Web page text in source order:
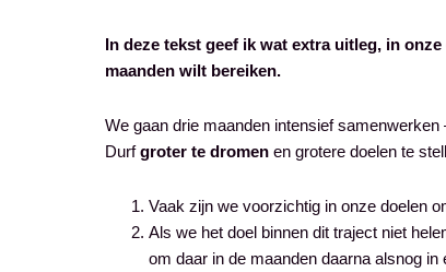
In deze tekst geef ik wat extra uitleg, in
maanden wilt bereiken.
We gaan drie maanden intensief
Durfgroter te dromen en grotere doelen te
Vaak zijn we voorzichtig in onze doelen
Als we het doel binnen dit traject niet
om daar in de maanden daarna alsnog